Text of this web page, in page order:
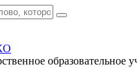
образовательное